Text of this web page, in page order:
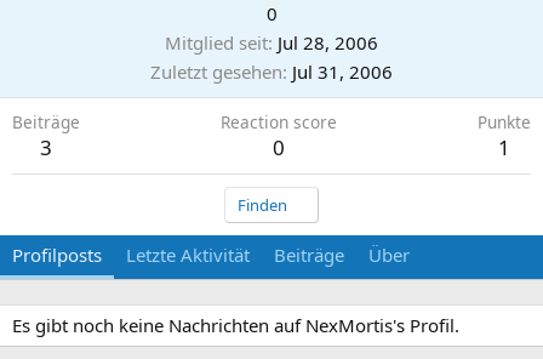
0
Mitglied seit Jul 28, 2006
Zuletzt gesehen Jul 31, 2006
Beiträge
3
Reaction score
0
Punkte
1
Finden
Profilposts Letzte Aktivität Beiträge Über
Es gibt noch keine Nachrichten auf NexMortis's Profil.